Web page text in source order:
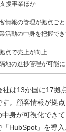
援事業ほか
客情報の管理が拠点ご
業活動の中身を把握で
拠点で売上が向上
隔地の進捗管理が可能
は13か国に17拠
。顧客情報が拠
身が可視化でき
「HubSpot」を導